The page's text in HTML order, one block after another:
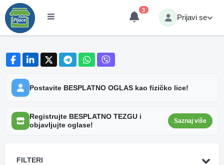
3
Prijavi se
Postavite BESPLATNO OGLAS kao fizičko lice!
Registrujte BESPLATNO TEZGU i
objavljujte oglase!
Saznaj više
FILTERI